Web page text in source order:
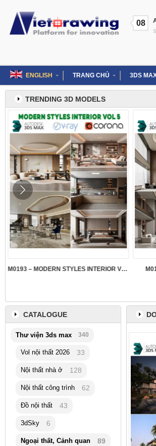
content
08
ENGLISH TRANG CHỦ 3DS
TRENDING 3D MODELS
M0193 – MODERN STYLES INTERIOR VOL.5
CATALOGUE
Thư viện 3ds max 340
Vol nội thất 2026 33
Nội thất nhà ở 128
Nội thất công trình 62
Đồ nội thất 43
3dSky 6
Ngoại thất, Cảnh quan 89